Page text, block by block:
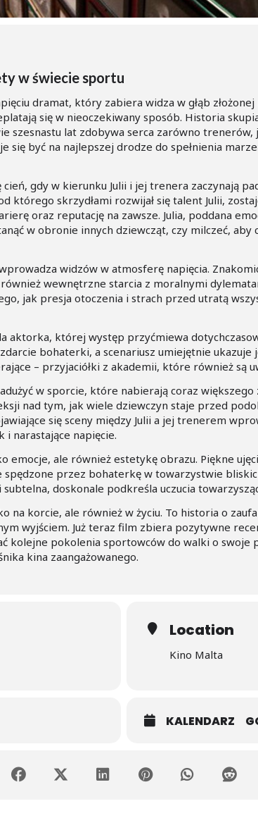
w świecie sportu
dramat, który zabiera widza w głąb
się w nieoczekiwany sposób. Historia
szesnastu lat zdobywa serca zarówno
się być na najlepszej drodze do spełnienia
gdy w kierunku Julii i jej trenera zaczynają
którego skrzydłami rozwijał się talent Julii,
oraz reputację na zawsze. Julia, poddana
w obronie innych dziewcząt, czy milczeć,
widzów w atmosferę napięcia.
wewnętrzne starcia z moralnymi
jak presja otoczenia i strach przed utratą
aktorka, której występ przyćmiewa
bohaterki, a scenariusz umiejętnie ukazuje
– przyjaciółki z akademii, które również są
w sporcie, które nabierają coraz
nad tym, jak wiele dziewczyn staje przed
się sceny między Julii a jej trenerem
narastające napięcie.
emocje, ale również estetykę obrazu. Piękne
przez bohaterkę w towarzystwie
doskonale podkreśla uczucia
na korcie, ale również w życiu. To historia o
wyjściem. Już teraz film zbiera pozytywne
kolejne pokolenia sportowców do walki o swoje
kina zaangażowanego.
Location
Kino Malta
KALENDARZ